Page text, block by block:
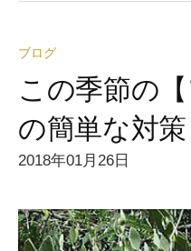
ブログ
この季節の
の簡単な対策
2018年01月26日